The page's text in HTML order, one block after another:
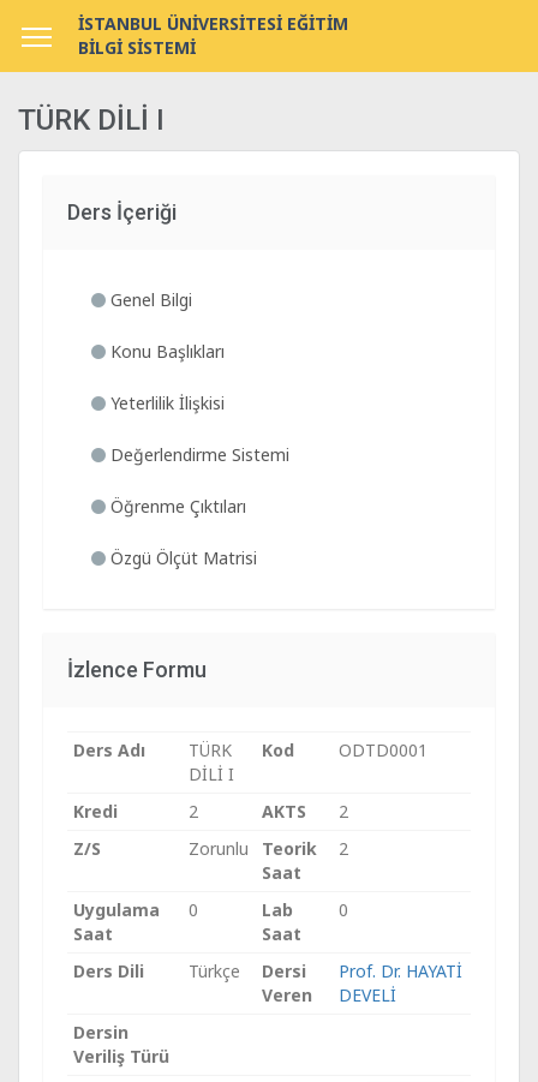
İSTANBUL ÜNİVERSİTESİ EĞİTİM
BİLGİ SİSTEMİ
TÜRK DİLİ I
Ders İçeriği
Genel Bilgi
Konu Başlıkları
Yeterlilik İlişkisi
Değerlendirme Sistemi
Öğrenme Çıktıları
Özgü Ölçüt Matrisi
İzlence Formu
Ders Adı
TÜRK
DİLİ I
Kod ODTD0001
Kredi 2 AKTS
2
Z/S
Zorunlu
Teorik
Saat
2
Uygulama
Saat
0
Lab
Saat
0
Ders Dili Türkçe
Dersi
Veren
Prof. Dr. HAYATİ
DEVELİ
Dersin
Veriliş Türü